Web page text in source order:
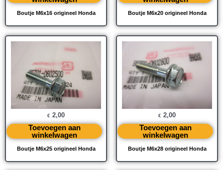
Boutje M6x16 origineel Honda Boutje M6x20 origineel Honda
Boutje M6x25 origineel Honda
€ 2,00
Toevoegen aan
winkelwagen
Boutje M6x28 origineel Honda
€ 2,00
Toevoegen aan
winkelwagen